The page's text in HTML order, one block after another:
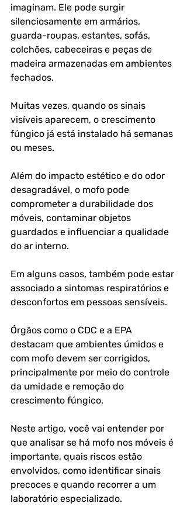
imaginam. Ele pode surgir
silenciosamente em armários,
guarda-roupas, estantes, sofás,
colchões, cabeceiras e peças de
madeira armazenadas em ambientes
fechados.
Muitas vezes, quando os sinais
visíveis aparecem, o crescimento
fúngico já está instalado há semanas
ou meses.
Além do impacto estético e do odor
desagradável, o mofo pode
comprometer a durabilidade dos
móveis, contaminar objetos
guardados e influenciar a qualidade
do ar interno.
Em alguns casos, também pode estar
associado a sintomas respiratórios e
desconfortos em pessoas sensíveis.
Órgãos como o CDC e a EPA
destacam que ambientes úmidos e
com mofo devem ser corrigidos,
principalmente por meio do controle
da umidade e remoção do
crescimento fúngico.
Neste artigo, você vai entender por
que analisar se há mofo nos móveis é
importante, quais riscos estão
envolvidos, como identificar sinais
precoces e quando recorrer a um
laboratório especializado.